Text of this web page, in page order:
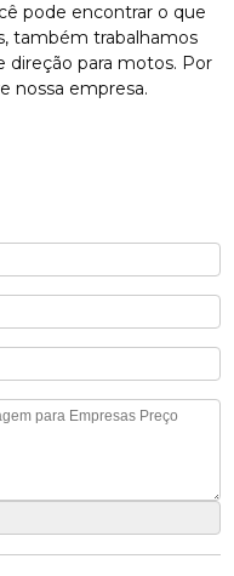
pode encontrar o que
também trabalhamos
direção para motos. Por
nossa empresa.